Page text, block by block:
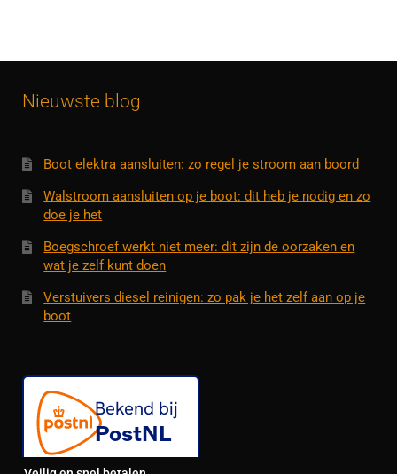
Nieuwste blog
Boot elektra aansluiten: zo regel je stroom aan boord
Walstroom aansluiten op je boot: dit heb je nodig en zo
doe je het
Boegschroef werkt niet meer: dit zijn de oorzaken en
wat je zelf kunt doen
Verstuivers diesel reinigen: zo pak je het zelf aan op je
boot